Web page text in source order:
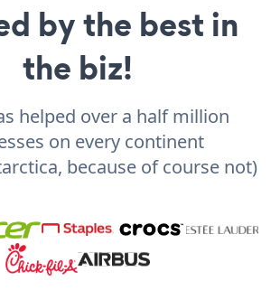
by the best in
the biz!
helped over a half million
on every continent
because of course not)